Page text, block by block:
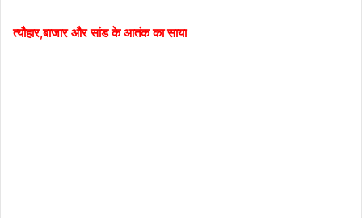
त्यौहार,बाजार और सांड के आतंक का साया